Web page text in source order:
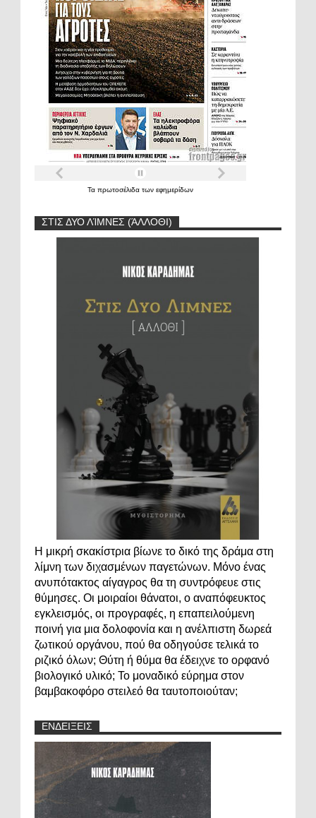
Τα πρωτοσέλιδα των εφημερίδων
ΣΤΙΣ ΔΥΟ ΛΊΜΝΕΣ (ΆΛΛΟΘΙ)
Η μικρή σκακίστρια βίωνε το δικό της δράμα στη
λίμνη των διχασμένων παγετώνων. Μόνο ένας
ανυπότακτος αίγαγρος θα τη συντρόφευε στις
θύμησες. Οι μοιραίοι θάνατοι, ο αναπόφευκτος
εγκλεισμός, οι προγραφές, η επαπειλούμενη
ποινή για μια δολοφονία και η ανέλπιστη δωρεά
ζωτικού οργάνου, πού θα οδηγούσε τελικά το
ριζικό όλων; Θύτη ή θύμα θα έδειχνε το ορφανό
βιολογικό υλικό; Το μοναδικό εύρημα στον
βαμβακοφόρο στειλεό θα ταυτοποιούταν;
ΕΝΔΕΙΞΕΙΣ